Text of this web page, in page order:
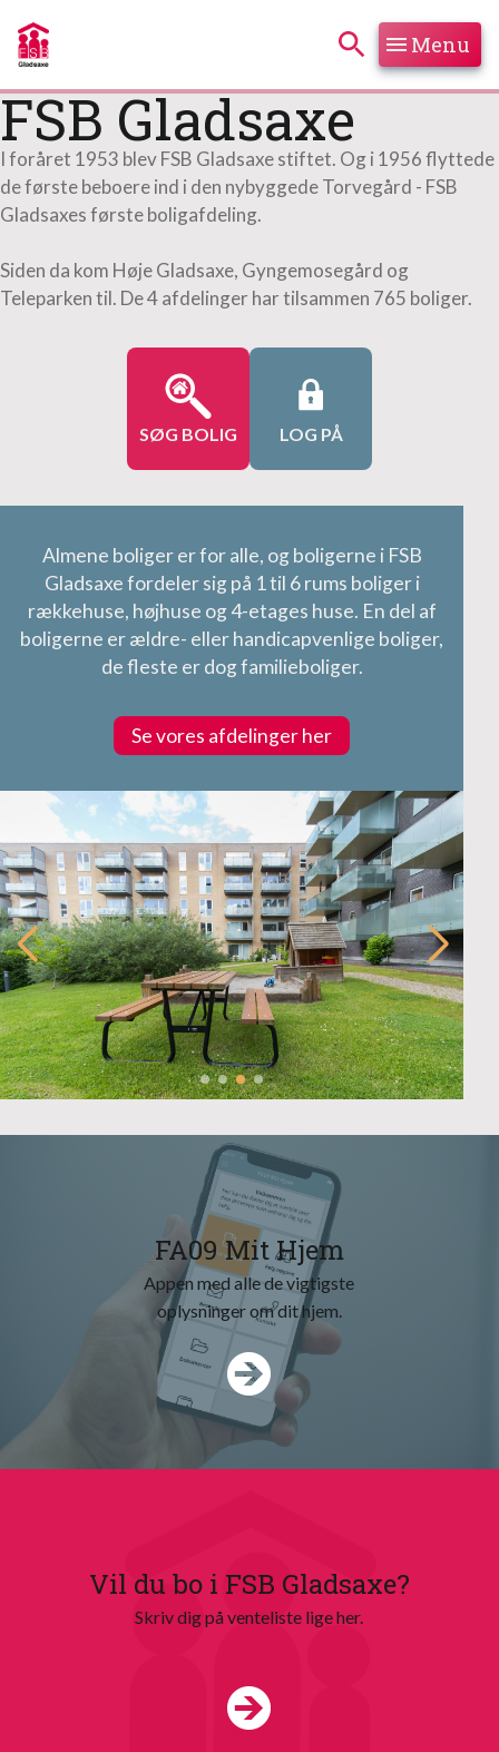
Hop til indhold
Hop til søgning Menu
FSB Gladsaxe
I foråret 1953 blev FSB Gladsaxe stiftet. Og i 1956 flyttede
de første beboere ind i den nybyggede Torvegård - FSB
Gladsaxes første boligafdeling.
Siden da kom Høje Gladsaxe, Gyngemosegård og
Teleparken til. De 4 afdelinger har tilsammen 765 boliger.
SØG BOLIG LOG PÅ
Almene boliger er for alle, og boligerne i FSB
Gladsaxe fordeler sig på 1 til 6 rums boliger i
rækkehuse, højhuse og 4-etages huse. En del af
boligerne er ældre- eller handicapvenlige boliger,
de fleste er dog familieboliger.
Se vores afdelinger her
FA09 Mit Hjem
Appen med alle de vigtigste
oplysninger om dit hjem.
Vil du bo i FSB Gladsaxe?
Skriv dig på venteliste lige her.